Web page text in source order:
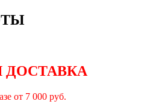
ДОСТАВКА
от 7 000 руб.